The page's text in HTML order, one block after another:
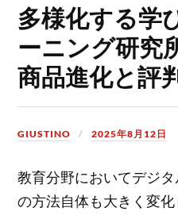
多様化する学
ーニング研究
商品進化と評
GIUSTINO 2025年8月12日
教育分野においてデジ
の方法自体も大きく変化